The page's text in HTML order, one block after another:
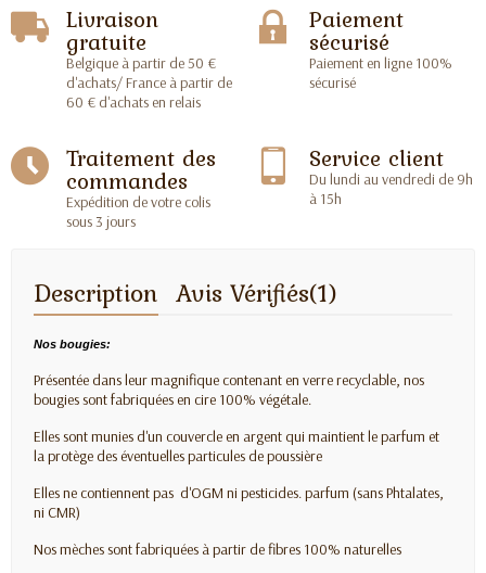
Livraison
gratuite
Belgique à partir de 50 €
d'achats/ France à partir de
60 € d'achats en relais
Paiement
sécurisé
Paiement en ligne 100%
sécurisé
Traitement des
commandes
Expédition de votre colis
sous 3 jours
Service client
Du lundi au vendredi de 9h
à 15h
Description Avis Vérifiés(1)
Nos bougies:
Présentée dans leur magnifique contenant en verre recyclable, nos
bougies sont fabriquées en cire 100% végétale.
Elles sont munies d'un couvercle en argent qui maintient le parfum et
la protège des éventuelles particules de poussière
Elles ne contiennent pas d'OGM ni pesticides. parfum (sans Phtalates,
ni CMR)
Nos mèches sont fabriquées à partir de fibres 100% naturelles